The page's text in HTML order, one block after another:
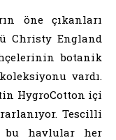
öne çıkanları
Christy England
botanik
vardı.
HygroCotton içi
Tescilli
bu havlular her